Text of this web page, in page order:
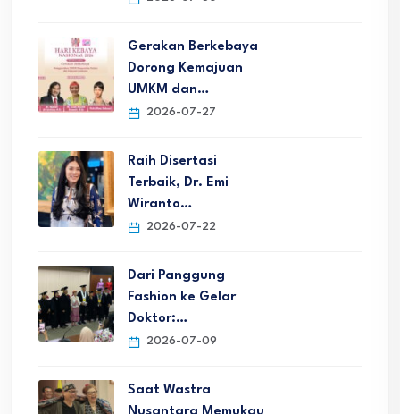
Gerakan Berkebaya
Dorong Kemajuan
UMKM dan…
2026-07-27
Raih Disertasi
Terbaik, Dr. Emi
Wiranto…
2026-07-22
Dari Panggung
Fashion ke Gelar
Doktor:…
2026-07-09
Saat Wastra